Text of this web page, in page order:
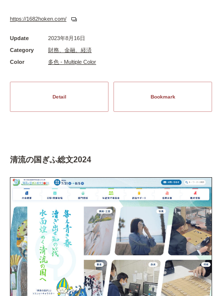
https://1682hoken.com/
Update
2023年8月16日
Category
財務、金融、経済
Color
多色 - Multiple Color
Detail Bookmark
清流の国ぎふ総文2024